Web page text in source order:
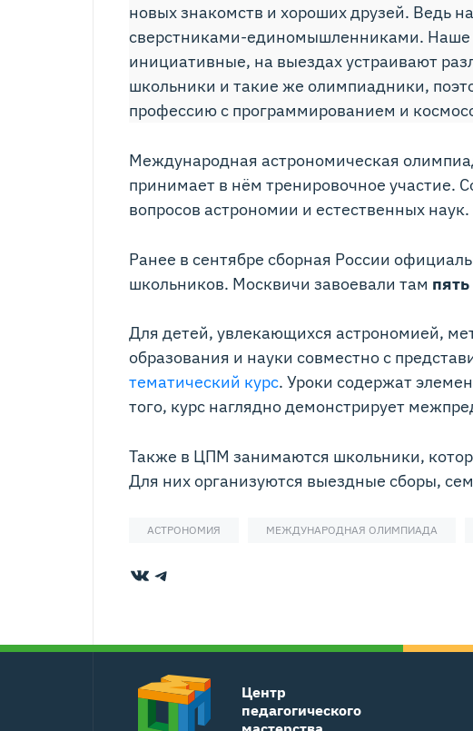
новых знакомств и хороших друзей. Ведь
сверстниками-единомышленниками. Наше
инициативные, на выездах устраивают
школьники и такие же олимпиадники,
профессию с программированием и
Международная астрономическая
принимает в нём тренировочное участие.
вопросов астрономии и естественных наук.
Ранее в сентябре сборная России
школьников. Москвичи завоевали там
Для детей, увлекающихся астрономией,
образования и науки совместно с
тематический курс. Уроки содержат
того, курс наглядно демонстрирует
Также в ЦПМ занимаются школьники,
Для них организуются выездные сборы,
АСТРОНОМИЯ МЕЖДУНАРОДНАЯ ОЛИМПИАДА
ВКонтакте
Telegram
Центр
педагогического